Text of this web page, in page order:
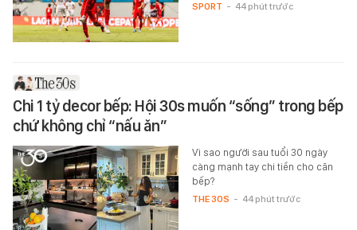
SPORT - 44 phút trước
Chi 1 tỷ decor bếp: Hội 30s muốn “sống” trong bếp
chứ không chỉ “nấu ăn”
Vì sao người sau tuổi 30 ngày
càng mạnh tay chi tiền cho căn
bếp?
THE 30S - 44 phút trước